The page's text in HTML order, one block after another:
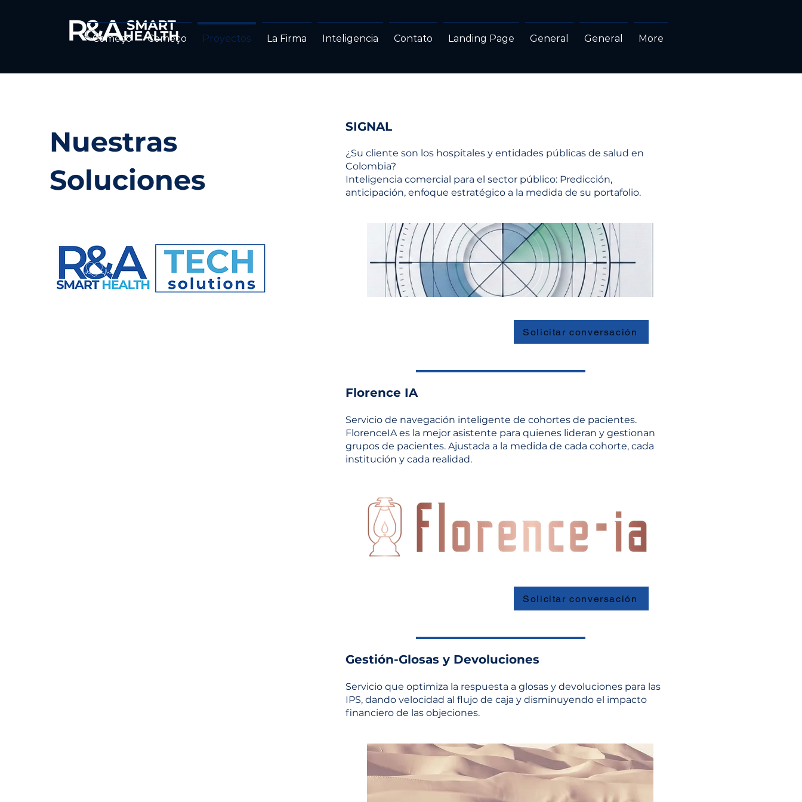
Começo Começo Proyectos La Firma Inteligencia Contato Landing Page General General More
Nuestras
Soluciones
SIGNAL
¿Su cliente son los hospitales y entidades públicas de salud en
Colombia?
Inteligencia comercial para el sector público: Predicción,
anticipación, enfoque estratégico a la medida de su portafolio.
Solicitar conversación
Florence IA
Servicio de navegación inteligente de cohortes de pacientes.
FlorenceIA es la mejor asistente para quienes lideran y gestionan
grupos de pacientes. Ajustada a la medida de cada cohorte, cada
institución y cada realidad.
Solicitar conversación
Gestión-Glosas y Devoluciones
Servicio que optimiza la respuesta a glosas y devoluciones para las
IPS, dando velocidad al flujo de caja y disminuyendo el impacto
financiero de las objeciones.